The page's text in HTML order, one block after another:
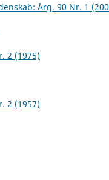
Årg. 90 Nr. 1
2 (1975)
2 (1957)